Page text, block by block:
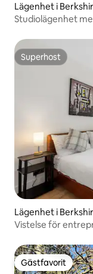
Lägenhet i
Studiolägenhet
Superhost
Superhost
Lägenhet i
Vistelse för
Gästfavorit
Gästfavorit